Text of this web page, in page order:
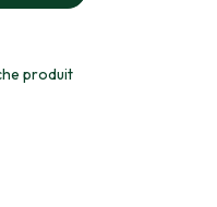
produit